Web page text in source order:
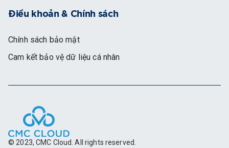
Điều khoản & Chính sách
Chính sách bảo mật
Cam kết bảo vệ dữ liệu cá nhân
© 2023, CMC Cloud. All rights reserved.